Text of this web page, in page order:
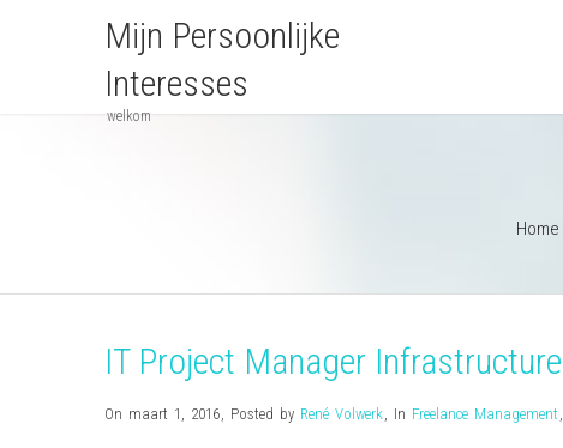
Mijn Persoonlijke
Interesses
welkom
Home
IT Project Manager Infrastructure
On maart 1, 2016, Posted by René Volwerk, In Freelance Management ,